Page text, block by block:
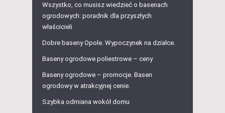
Wszystko, co musisz wiedzieć o basenach
ogrodowych: poradnik dla przyszłych
właścicieli
Dobre baseny Opole. Wypoczynek na działce.
Baseny ogrodowe poliestrowe – ceny
Baseny ogrodowe – promocje. Basen
ogrodowy w atrakcyjnej cenie.
Szybka odmiana wokół domu